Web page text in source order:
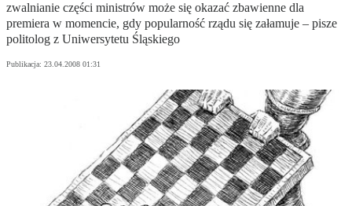
zwalnianie części ministrów może się okazać zbawienne dla
premiera w momencie, gdy popularność rządu się załamuje – pisze
politolog z Uniwersytetu Śląskiego
Publikacja: 23.04.2008 01:31